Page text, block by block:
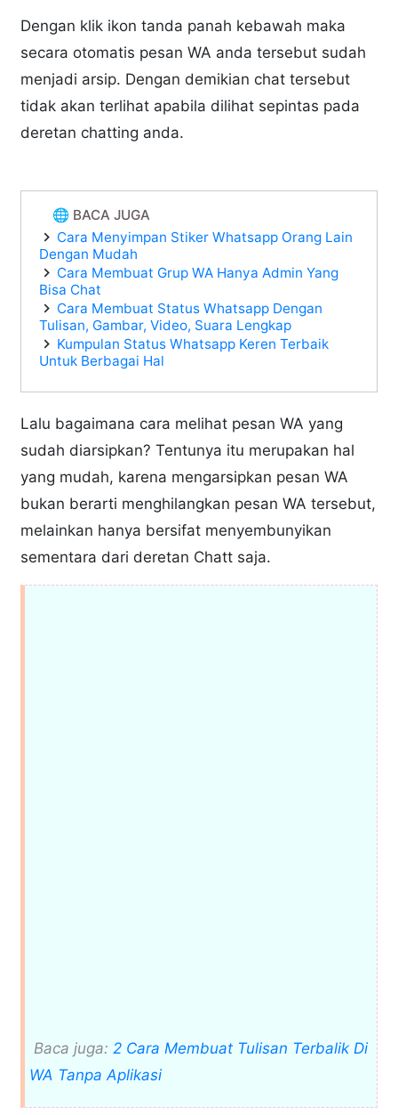
Dengan klik ikon tanda panah kebawah maka
secara otomatis pesan WA anda tersebut sudah
menjadi arsip. Dengan demikian chat tersebut
tidak akan terlihat apabila dilihat sepintas pada
deretan chatting anda.
🌐 BACA JUGA
Cara Menyimpan Stiker Whatsapp Orang Lain
Dengan Mudah
Cara Membuat Grup WA Hanya Admin Yang
Bisa Chat
Cara Membuat Status Whatsapp Dengan
Tulisan, Gambar, Video, Suara Lengkap
Kumpulan Status Whatsapp Keren Terbaik
Untuk Berbagai Hal
Lalu bagaimana cara melihat pesan WA yang
sudah diarsipkan? Tentunya itu merupakan hal
yang mudah, karena mengarsipkan pesan WA
bukan berarti menghilangkan pesan WA tersebut,
melainkan hanya bersifat menyembunyikan
sementara dari deretan Chatt saja.
Baca juga: 2 Cara Membuat Tulisan Terbalik Di
WA Tanpa Aplikasi